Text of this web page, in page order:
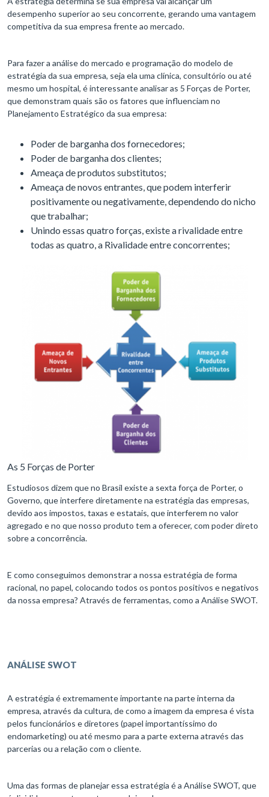
desempenho superior ao seu concorrente, gerando uma vantagem
competitiva da sua empresa frente ao mercado.
Para fazer a análise do mercado e programação do modelo de
estratégia da sua empresa, seja ela uma clínica, consultório ou até
mesmo um hospital, é interessante analisar as 5 Forças de Porter,
que demonstram quais são os fatores que influenciam no
Planejamento Estratégico da sua empresa:
Poder de barganha dos fornecedores;
Poder de barganha dos clientes;
Ameaça de produtos substitutos;
Ameaça de novos entrantes, que podem interferir
positivamente ou negativamente, dependendo do nicho
que trabalhar;
Unindo essas quatro forças, existe a rivalidade entre
todas as quatro, a Rivalidade entre concorrentes;
As 5 Forças de Porter
Estudiosos dizem que no Brasil existe a sexta força de Porter, o
Governo, que interfere diretamente na estratégia das empresas,
devido aos impostos, taxas e estatais, que interferem no valor
agregado e no que nosso produto tem a oferecer, com poder direto
sobre a concorrência.
E como conseguimos demonstrar a nossa estratégia de forma
racional, no papel, colocando todos os pontos positivos e negativos
da nossa empresa? Através de ferramentas, como a Análise SWOT.
ANÁLISE SWOT
A estratégia é extremamente importante na parte interna da
empresa, através da cultura, de como a imagem da empresa é vista
pelos funcionários e diretores (papel importantíssimo do
endomarketing) ou até mesmo para a parte externa através das
parcerias ou a relação com o cliente.
Uma das formas de planejar essa estratégia é a Análise SWOT, que